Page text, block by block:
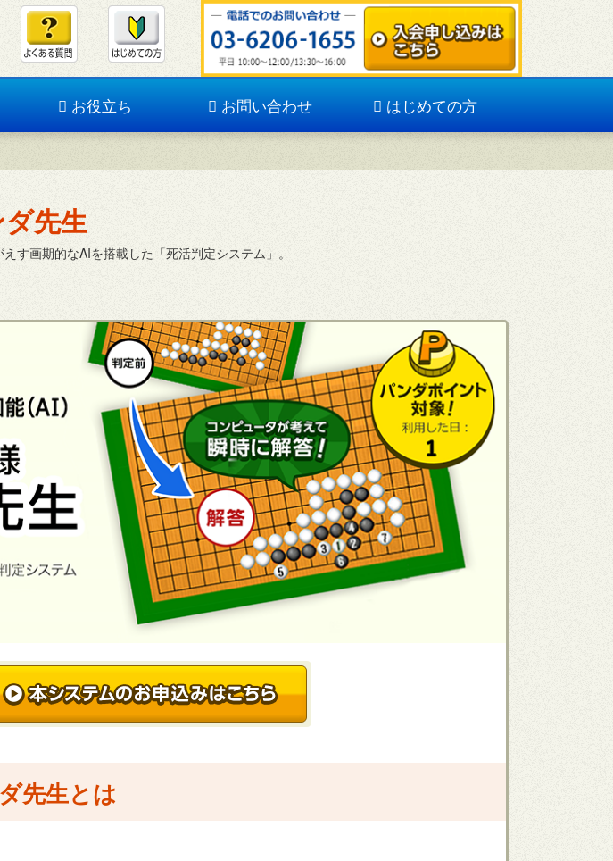
お役立ち お問い合わせ はじめての方
先生
す画期的なAIを搭載した「死活判定システム」。
先生とは